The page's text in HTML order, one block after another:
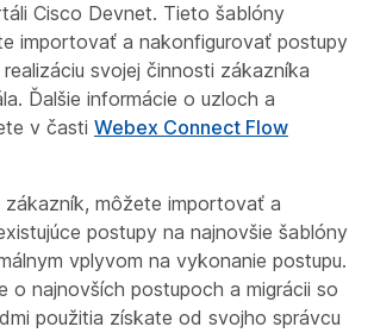
Cisco Devnet. Tieto šablóny
importovať a nakonfigurovať postupy
svojej činnosti zákazníka
Ďalšie informácie o uzloch a
v časti Webex Connect Flow
zákazník, môžete importovať a
postupy na najnovšie šablóny
vplyvom na vykonanie postupu.
o najnovších postupoch a migrácii so
použitia získate od svojho správcu